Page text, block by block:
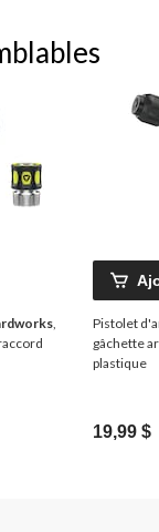
‌Pistolet
gâchette
plastique
19,99 $